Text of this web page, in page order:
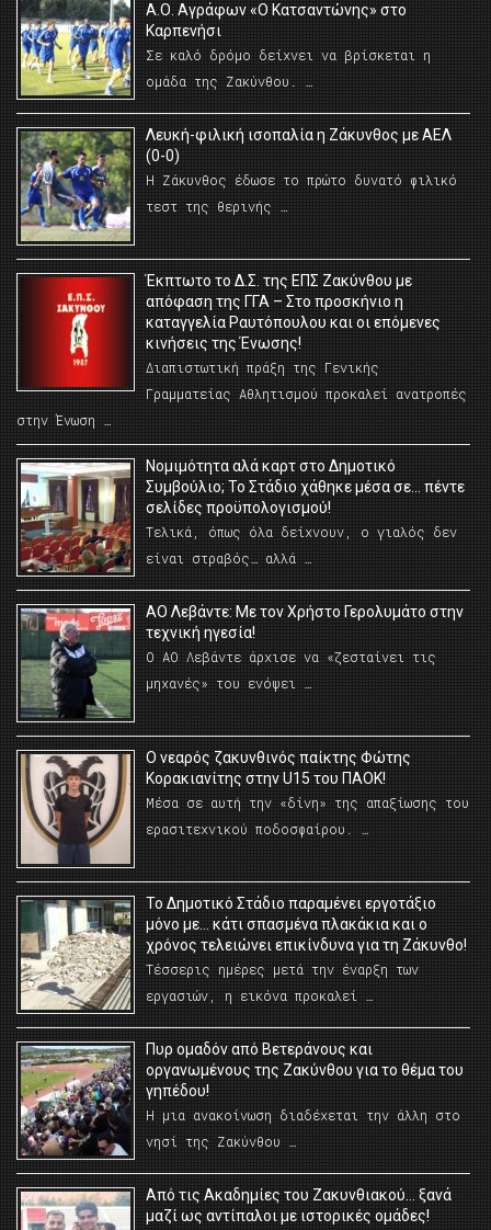
Α.Ο. Αγράφων «Ο Κατσαντώνης» στο
Καρπενήσι
Σε καλό δρόμο δείχνει να βρίσκεται η
ομάδα της Ζακύνθου. …
Λευκή-φιλική ισοπαλία η Ζάκυνθος με ΑΕΛ
(0-0)
Η Ζάκυνθος έδωσε το πρώτο δυνατό φιλικό
τεστ της θερινής …
Έκπτωτο το Δ.Σ. της ΕΠΣ Ζακύνθου με
απόφαση της ΓΓΑ – Στο προσκήνιο η
καταγγελία Ραυτόπουλου και οι επόμενες
κινήσεις της Ένωσης!
Διαπιστωτική πράξη της Γενικής
Γραμματείας Αθλητισμού προκαλεί ανατροπές
στην Ένωση …
Νομιμότητα αλά καρτ στο Δημοτικό
Συμβούλιο; Το Στάδιο χάθηκε μέσα σε… πέντε
σελίδες προϋπολογισμού!
Τελικά, όπως όλα δείχνουν, ο γιαλός δεν
είναι στραβός… αλλά …
ΑΟ Λεβάντε: Με τον Χρήστο Γερολυμάτο στην
τεχνική ηγεσία!
Ο ΑΟ Λεβάντε άρχισε να «ζεσταίνει τις
μηχανές» του ενόψει …
O νεαρός ζακυνθινός παίκτης Φώτης
Κορακιανίτης στην U15 του ΠΑΟΚ!
Μέσα σε αυτή την «δίνη» της απαξίωσης του
ερασιτεχνικού ποδοσφαίρου. …
Το Δημοτικό Στάδιο παραμένει εργοτάξιο
μόνο με… κάτι σπασμένα πλακάκια και ο
χρόνος τελειώνει επικίνδυνα για τη Ζάκυνθο!
Τέσσερις ημέρες μετά την έναρξη των
εργασιών, η εικόνα προκαλεί …
Πυρ ομαδόν από Βετεράνους και
οργανωμένους της Ζακύνθου για το θέμα του
γηπέδου!
Η μια ανακοίνωση διαδέχεται την άλλη στο
νησί της Ζακύνθου …
Από τις Ακαδημίες του Ζακυνθιακού… ξανά
μαζί ως αντίπαλοι με ιστορικές ομάδες!